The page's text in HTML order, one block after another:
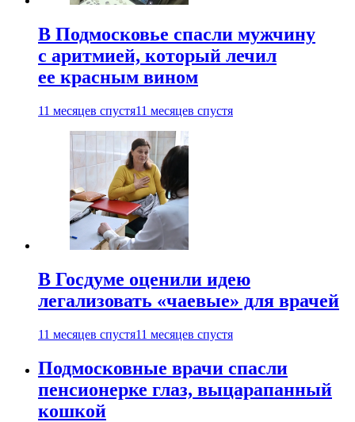
В Подмосковье спасли мужчину
с аритмией, который лечил
ее красным вином
11 месяцев спустя11 месяцев спустя
В Госдуме оценили идею
легализовать «чаевые» для врачей
11 месяцев спустя11 месяцев спустя
Подмосковные врачи спасли
пенсионерке глаз, выцарапанный
кошкой